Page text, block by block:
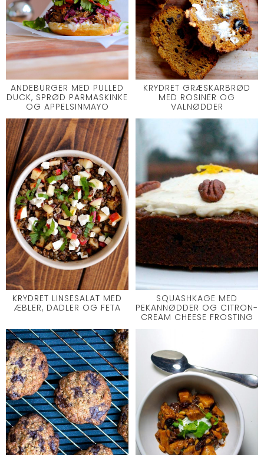
ANDEBURGER MED PULLED
DUCK, SPRØD PARMASKINKE
OG APPELSINMAYO
KRYDRET GRÆSKARBRØD
MED ROSINER OG
VALNØDDER
KRYDRET LINSESALAT MED
ÆBLER, DADLER OG FETA
SQUASHKAGE MED
PEKANNØDDER OG CITRON-
CREAM CHEESE FROSTING